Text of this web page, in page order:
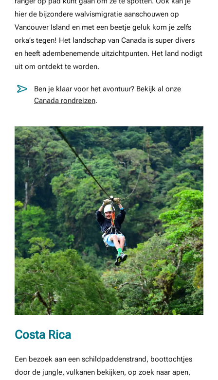
hier de bijzondere walvismigratie aanschouwen op
Vancouver Island en met een beetje geluk kom je zelfs
orka’s tegen! Het landschap van Canada is super divers
en heeft adembenemende uitzichtpunten. Het land nodigt
uit om ontdekt te worden.
Ben je klaar voor het avontuur? Bekijk al onze
Canada rondreizen.
Costa Rica
Een bezoek aan een schildpaddenstrand, boottochtjes
door de jungle, vulkanen bekijken, op zoek naar apen,